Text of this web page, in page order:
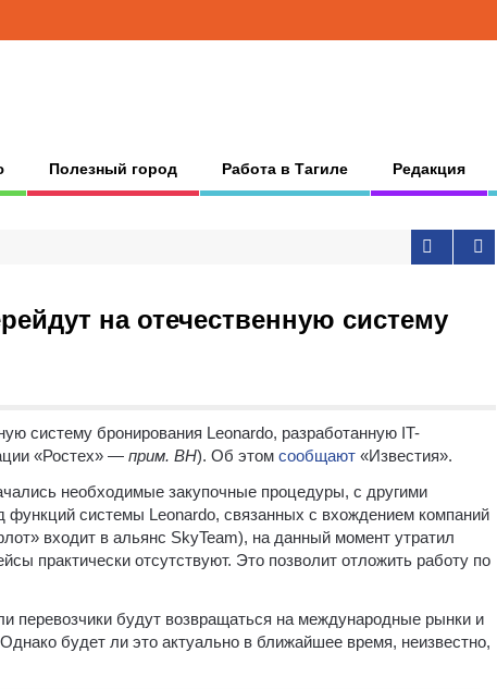
Полезный город Работа в Тагиле Редакция
на отечественную систему
систему бронирования Leonardo, разработанную IT-
«Ростех» — прим. ВН). Об этом сообщают «Известия».
необходимые закупочные процедуры, с другими
функций системы Leonardo, связанных с вхождением компаний
входит в альянс SkyTeam), на данный момент утратил
практически отсутствуют. Это позволит отложить работу по
перевозчики будут возвращаться на международные рынки и
будет ли это актуально в ближайшее время, неизвестно,